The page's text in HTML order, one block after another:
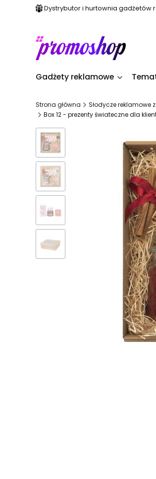
Dystrybutor i hurtownia gadżetów
Gadżety reklamowe
Strona główna Słodycze reklamowe
Box 12 - prezenty świateczne dla